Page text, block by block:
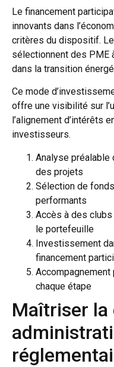
Le financement
innovants dans
critères du dispositif.
sélectionnent des PME
dans la transition
Ce mode
offre une visibilité sur
l’alignement d’intérêts
investisseurs.
Analyse
des projets
Sélection de
performants
Accès à des
le portefeuille
Investissement
financement
chaque étape
Maîtriser